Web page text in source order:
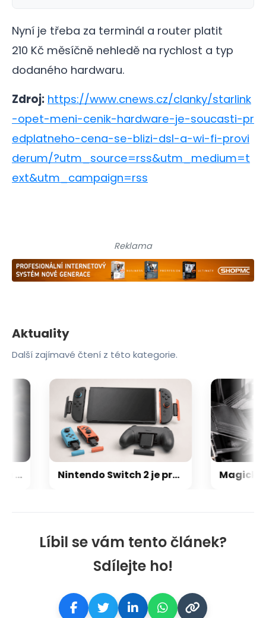
Nyní je třeba za terminál a router platit
210 Kč měsíčně nehledě na rychlost a typ
dodaného hardwaru.
Zdroj: https://www.cnews.cz/clanky/starlink
-opet-meni-cenik-hardware-je-soucasti-pr
edplatneho-cena-se-blizi-dsl-a-wi-fi-provi
derum/?utm_source=rss&utm_medium=t
ext&utm_campaign=rss
Líbil se vám tento článek?
Sdílejte ho!
Reklama
Aktuality
Další zajímavé čtení z této kategorie.
Nintendo Switch 2 je prý ještě větší trhák než první generace: Už se prodalo skoro 24 milionů